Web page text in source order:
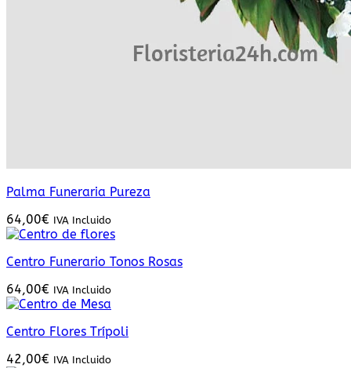
Palma Funeraria Pureza
64,00€ IVA Incluido
Centro Funerario Tonos Rosas
64,00€ IVA Incluido
Centro Flores Trípoli
42,00€ IVA Incluido